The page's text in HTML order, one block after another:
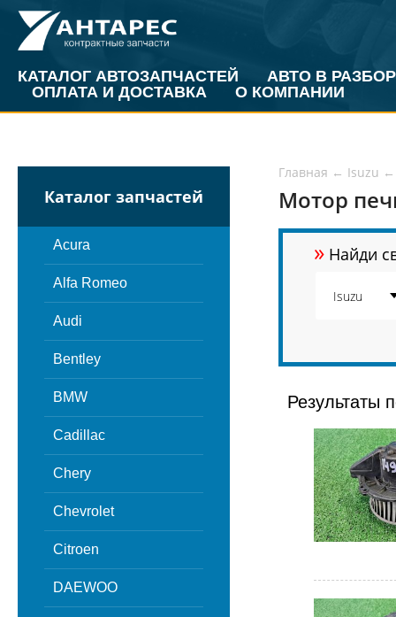
КАТАЛОГ АВТОЗАПЧАСТЕЙ
АВТО В РАЗБОР
ОПЛАТА И ДОСТАВКА
О КОМПАНИИ
Каталог запчастей
Acura
Alfa Romeo
Audi
Bentley
BMW
Cadillac
Chery
Chevrolet
Citroen
DAEWOO
Главная ← Isuzu ←
Мотор
» Найди
Результаты